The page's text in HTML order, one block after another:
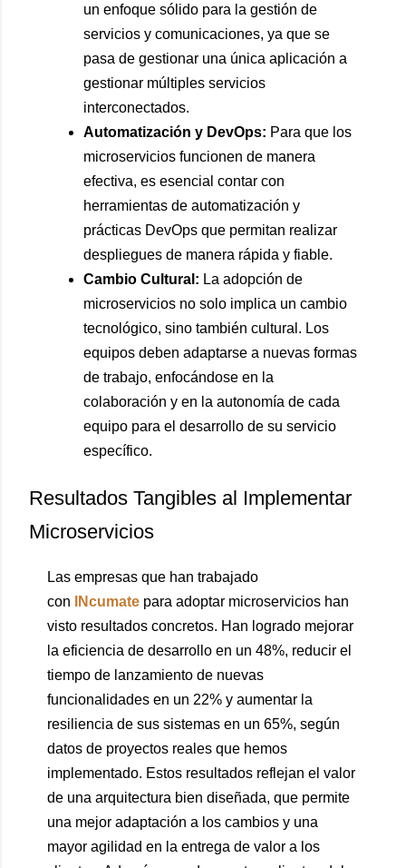
un enfoque sólido para la gestión de
servicios y comunicaciones, ya que se
pasa de gestionar una única aplicación a
gestionar múltiples servicios
interconectados.
Automatización y DevOps: Para que los
microservicios funcionen de manera
efectiva, es esencial contar con
herramientas de automatización y
prácticas DevOps que permitan realizar
despliegues de manera rápida y fiable.
Cambio Cultural: La adopción de
microservicios no solo implica un cambio
tecnológico, sino también cultural. Los
equipos deben adaptarse a nuevas formas
de trabajo, enfocándose en la
colaboración y en la autonomía de cada
equipo para el desarrollo de su servicio
específico.
Resultados Tangibles al Implementar
Microservicios
Las empresas que han trabajado
con
INcumate para adoptar microservicios han
visto resultados concretos. Han logrado mejorar
la eficiencia de desarrollo en un 48%, reducir el
tiempo de lanzamiento de nuevas
funcionalidades en un 22% y aumentar la
resiliencia de sus sistemas en un 65%, según
datos de proyectos reales que hemos
implementado. Estos resultados reflejan el valor
de una arquitectura bien diseñada, que permite
una mejor adaptación a los cambios y una
mayor agilidad en la entrega de valor a los